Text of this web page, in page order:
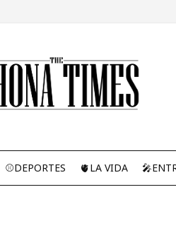
⚾DEPORTES 🫀LA VIDA